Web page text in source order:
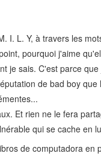
I. L. Y, à travers les
pourquoi j'aime
je sais. C'est parce
de bad boy
Et rien ne le fera
qui se cache en
de computadora en